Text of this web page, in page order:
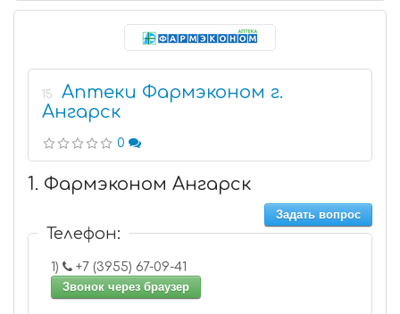
15
Аптеки Фармэконом г.
Ангарск
0
1. Фармэконом Ангарск
Задать вопрос
Телефон:
1)
+7 (3955) 67-09-41
Звонок через браузер